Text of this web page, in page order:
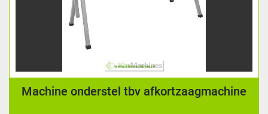
Machine onderstel tbv afkortzaagmachine